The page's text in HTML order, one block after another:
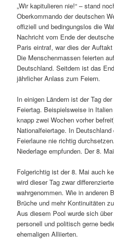
„Wir kapitulieren nie!“ – stand
Oberkommando der deutschen
offiziell und bedingungslos die
Nachricht vom Ende der
Paris eintraf, war dies der
Die Menschenmassen feierten
Deutschland. Seitdem ist das
jährlicher Anlass zum Feiern.
In einigen Ländern ist der Tag
Feiertag. Beispielsweise in
knapp zwei Wochen vorher
Nationalfeiertage. In
Feierlaune nie richtig
Niederlage empfunden. Der 8.
Folgerichtig ist der 8. Mai auch
wird dieser Tag zwar
wahrgenommen. Wie in anderen
Brüche und mehr Kontinuitäten
Aus diesem Pool wurde sich
personell und politisch gerne
ehemaligen Alliierten.